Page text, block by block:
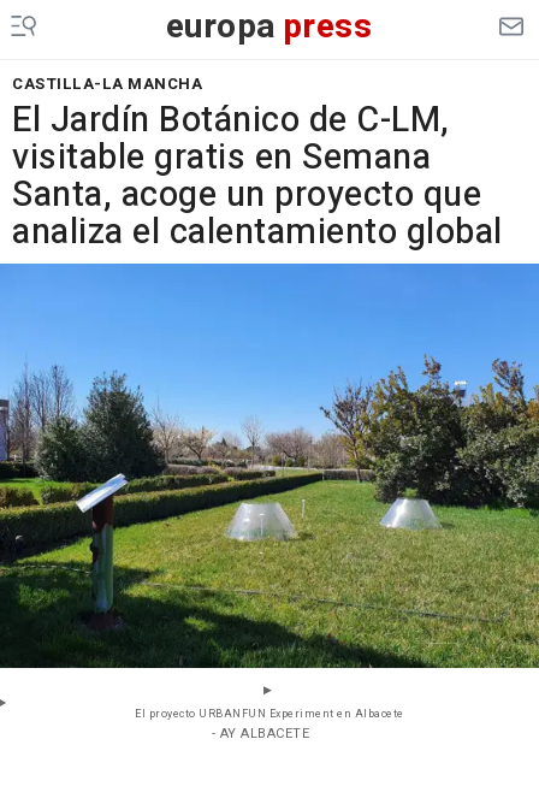
europa press
CASTILLA-LA MANCHA
El Jardín Botánico de C-LM,
visitable gratis en Semana
Santa, acoge un proyecto que
analiza el calentamiento global
El proyecto URBANFUN Experiment en Albacete
- AY ALBACETE